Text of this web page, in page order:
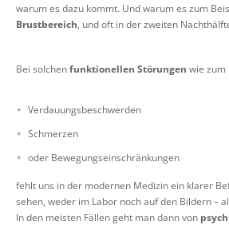
warum es dazu kommt. Und warum es zum
Brustbereich, und oft in der zweiten
Bei solchenfunktionellen Störungen wie zum
Verdauungsbeschwerden
Schmerzen
oder Bewegungseinschränkungen
fehlt uns in der modernen Medizin ein klarer
sehen, weder im Labor noch auf den Bildern –
In den meisten Fällen geht man dann von